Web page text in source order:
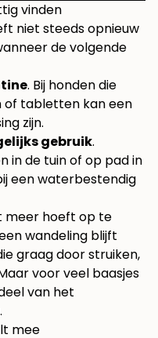
vinden
niet steeds opnieuw
de volgende
. Bij honden die
tabletten kan een
zijn.
gebruik.
in de tuin of op pad in
een waterbestendig
meer hoeft op te
wandeling blijft
graag door struiken,
voor veel baasjes
van het
mee